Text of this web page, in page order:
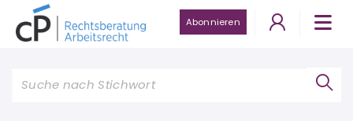
Abonnieren